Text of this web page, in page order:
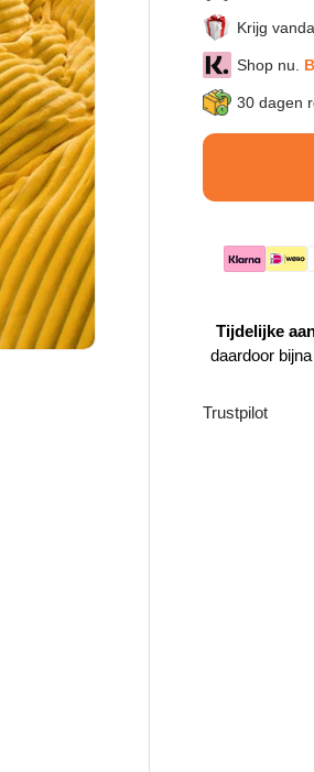
Krijg
Shop nu.
30 dagen
Tijdelijke
daardoor
Trustpilot